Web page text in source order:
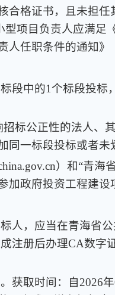
合格证书，且未担
项目负责人应满
任职条件的通知》
段中的1个标段投标
标公正性的法人、
一标段投标或者未
）和“青
政府投资工程建设
人，应当在青海省
注册后办理CA数
获取时间：自2026